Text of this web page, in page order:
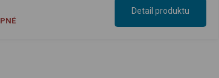
Detail produktu